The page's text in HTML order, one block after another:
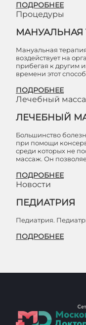
ПОДРОБНЕЕ
Процедуры
МАНУАЛЬНАЯ
Мануальная
воздействует на
прибегая к другим
времени этот
ПОДРОБНЕЕ
Лечебный
ЛЕЧЕБНЫЙ
Большинство
при помощи
среди которых не
массаж. Он
ПОДРОБНЕЕ
Новости
ПЕДИАТРИЯ
Педиатрия.
ПОДРОБНЕЕ